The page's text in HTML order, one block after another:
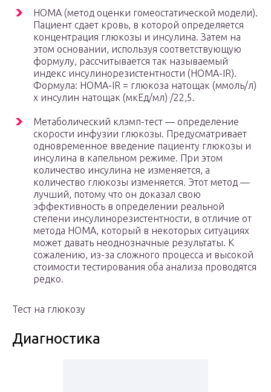
HOMA (метод оценки гомеостатической модели).
Пациент сдает кровь, в которой определяется
концентрация глюкозы и инсулина. Затем на
этом основании, используя соответствующую
формулу, рассчитывается так называемый
индекс инсулинорезистентности (HOMA-IR).
Формула: HOMA-IR = глюкоза натощак (ммоль/л)
х инсулин натощак (мкЕд/мл) /22,5.
Метаболический клэмп-тест — определение
скорости инфузии глюкозы. Предусматривает
одновременное введение пациенту глюкозы и
инсулина в капельном режиме. При этом
количество инсулина не изменяется, а
количество глюкозы изменяется. Этот метод —
лучший, потому что он доказал свою
эффективность в определении реальной
степени инсулинорезистентности, в отличие от
метода HOMA, который в некоторых ситуациях
может давать неоднозначные результаты. К
сожалению, из-за сложного процесса и высокой
стоимости тестирования оба анализа проводятся
редко.
Тест на глюкозу
Диагностика